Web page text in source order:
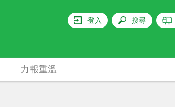
登入 搜尋
力報重溫